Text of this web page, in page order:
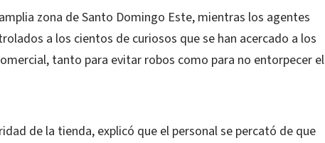
zona de Santo Domingo Este, mientras los agentes
a los cientos de curiosos que se han acercado a los
tanto para evitar robos como para no entorpecer el
de la tienda, explicó que el personal se percató de que